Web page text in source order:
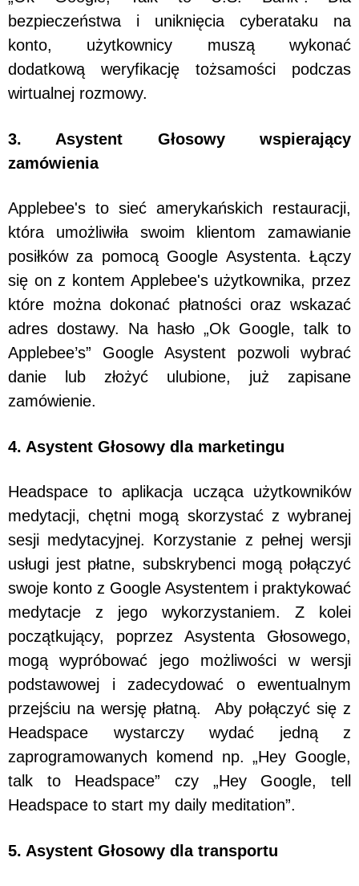
bezpieczeństwa i uniknięcia cyberataku na
konto, użytkownicy muszą wykonać
dodatkową weryfikację tożsamości podczas
wirtualnej rozmowy.
3. Asystent Głosowy wspierający
zamówienia
Applebee's to sieć amerykańskich restauracji,
która umożliwiła swoim klientom zamawianie
posiłków za pomocą Google Asystenta. Łączy
się on z kontem Applebee's użytkownika, przez
które można dokonać płatności oraz wskazać
adres dostawy. Na hasło „Ok Google, talk to
Applebee’s” Google Asystent pozwoli wybrać
danie lub złożyć ulubione, już zapisane
zamówienie.
4. Asystent Głosowy dla marketingu
Headspace to aplikacja ucząca użytkowników
medytacji, chętni mogą skorzystać z wybranej
sesji medytacyjnej. Korzystanie z pełnej wersji
usługi jest płatne, subskrybenci mogą połączyć
swoje konto z Google Asystentem i praktykować
medytacje z jego wykorzystaniem. Z kolei
początkujący, poprzez Asystenta Głosowego,
mogą wypróbować jego możliwości w wersji
podstawowej i zadecydować o ewentualnym
przejściu na wersję płatną. Aby połączyć się z
Headspace wystarczy wydać jedną z
zaprogramowanych komend np. „Hey Google,
talk to Headspace” czy „Hey Google, tell
Headspace to start my daily meditation”.
5. Asystent Głosowy dla transportu